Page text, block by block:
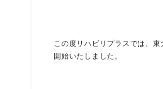
この度リハビリプラスでは、
開始いたしました。